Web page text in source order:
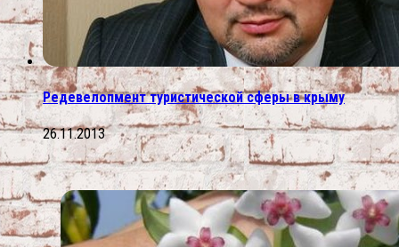
Редевелопмент туристической сферы в крыму
26.11.2013